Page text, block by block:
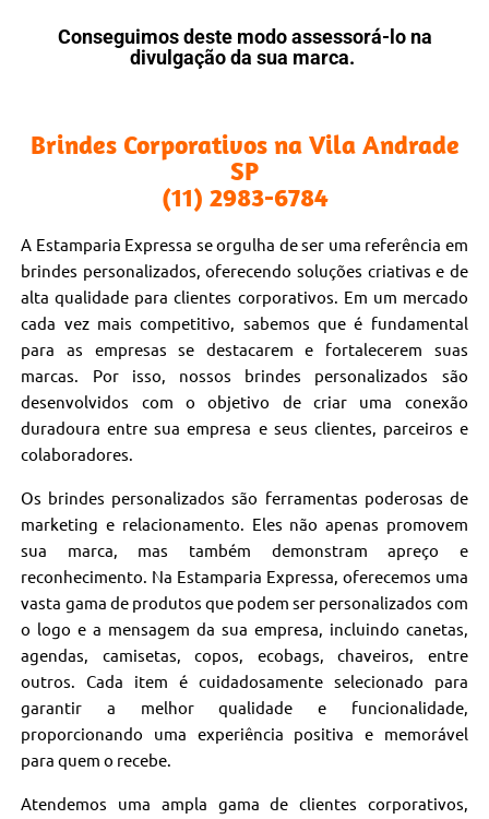
Conseguimos deste modo assessorá-lo na
divulgação da sua marca.
Brindes Corporativos na Vila Andrade
SP
(11) 2983-6784
A Estamparia Expressa se orgulha de ser uma referência em
brindes personalizados, oferecendo soluções criativas e de
alta qualidade para clientes corporativos. Em um mercado
cada vez mais competitivo, sabemos que é fundamental
para as empresas se destacarem e fortalecerem suas
marcas. Por isso, nossos brindes personalizados são
desenvolvidos com o objetivo de criar uma conexão
duradoura entre sua empresa e seus clientes, parceiros e
colaboradores.
Os brindes personalizados são ferramentas poderosas de
marketing e relacionamento. Eles não apenas promovem
sua marca, mas também demonstram apreço e
reconhecimento. Na Estamparia Expressa, oferecemos uma
vasta gama de produtos que podem ser personalizados com
o logo e a mensagem da sua empresa, incluindo canetas,
agendas, camisetas, copos, ecobags, chaveiros, entre
outros. Cada item é cuidadosamente selecionado para
garantir a melhor qualidade e funcionalidade,
proporcionando uma experiência positiva e memorável
para quem o recebe.
Atendemos uma ampla gama de clientes corporativos,